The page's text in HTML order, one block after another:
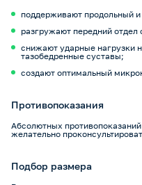
поддерживают продольный
разгружают передний отдел
снижают ударные нагрузки
тазобедренные суставы;
создают оптимальный
Противопоказания
Абсолютных
желательно
Подбор размера